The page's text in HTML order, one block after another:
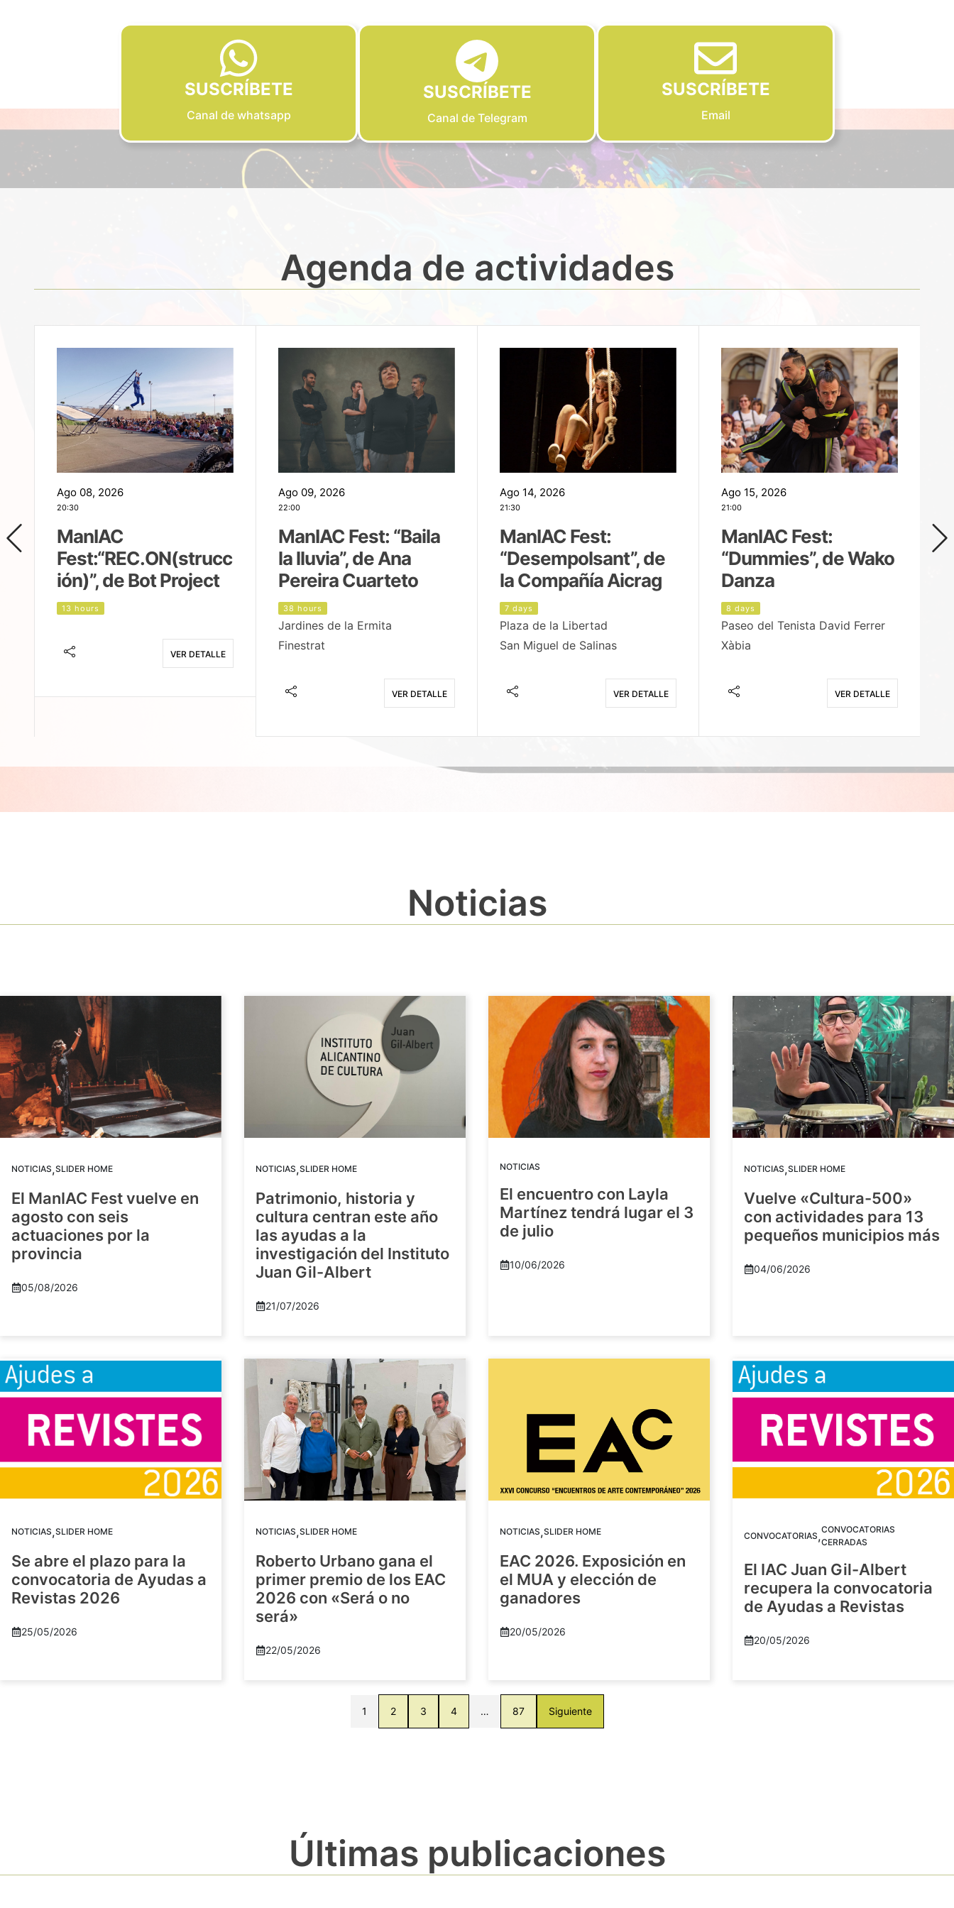
SUSCRÍBETE
Canal de whatsapp
SUSCRÍBETE
Canal de Telegram
SUSCRÍBETE
Email
Agenda de actividades
Ago 08, 2026
20:30
ManIAC
Fest:“REC.ON(strucc
ión)”, de Bot Project
13 hours
VER DETALLE
Ago 09, 2026
22:00
ManIAC Fest: “Baila
la lluvia”, de Ana
Pereira Cuarteto
38 hours
Jardines de la Ermita
Finestrat
VER DETALLE
Ago 14, 2026
21:30
ManIAC Fest:
“Desempolsant”, de
la Compañía Aicrag
7 days
Plaza de la Libertad
San Miguel de Salinas
VER DETALLE
Ago 15, 2026
21:00
ManIAC Fest:
“Dummies”, de Wako
Danza
8 days
Paseo del Tenista David Ferrer
Xàbia
VER DETALLE
Noticias
NOTICIAS,SLIDER HOME
El ManIAC Fest vuelve en
agosto con seis
actuaciones por la
provincia
05/08/2026
NOTICIAS,SLIDER HOME
Patrimonio, historia y
cultura centran este año
las ayudas a la
investigación del Instituto
Juan Gil-Albert
21/07/2026
NOTICIAS
El encuentro con Layla
Martínez tendrá lugar el 3
de julio
10/06/2026
NOTICIAS,SLIDER HOME
Vuelve «Cultura-500»
con actividades para 13
pequeños municipios más
04/06/2026
NOTICIAS,SLIDER HOME
Se abre el plazo para la
convocatoria de Ayudas a
Revistas 2026
25/05/2026
NOTICIAS,SLIDER HOME
Roberto Urbano gana el
primer premio de los EAC
2026 con «Será o no
será»
22/05/2026
NOTICIAS,SLIDER HOME
EAC 2026. Exposición en
el MUA y elección de
ganadores
20/05/2026
CONVOCATORIAS,CONVOCATORIAS
CERRADAS
El IAC Juan Gil-Albert
recupera la convocatoria
de Ayudas a Revistas
20/05/2026
1 2 3 4 … 87 Siguiente
Últimas publicaciones